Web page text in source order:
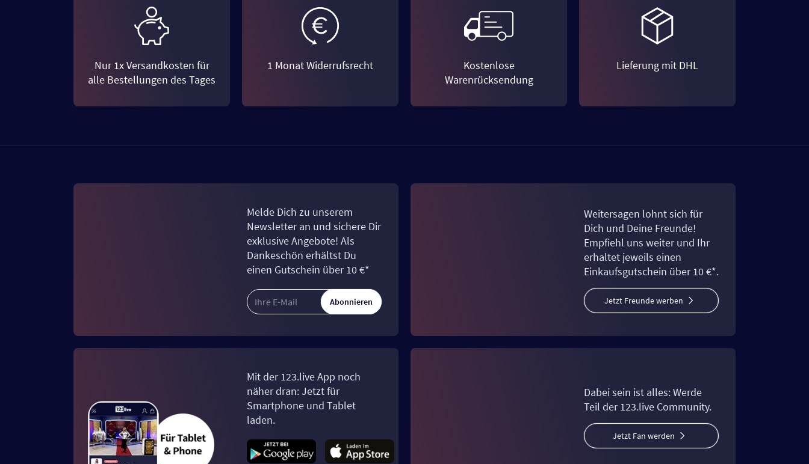
Nur 1x Versandkosten für
alle Bestellungen des Tages
1 Monat Widerrufsrecht
Kostenlose
Warenrücksendung
Lieferung mit DHL
Melde Dich zu unserem
Newsletter an und sichere Dir
exklusive Angebote! Als
Dankeschön erhältst Du
einen Gutschein über 10 €*
Abonnieren
Weitersagen lohnt sich für
Dich und Deine Freunde!
Empfiehl uns weiter und Ihr
erhaltet jeweils einen
Einkaufsgutschein über 10 €*.
Jetzt Freunde werben
Mit der 123.live App noch
näher dran: Jetzt für
Smartphone und Tablet
laden.
Dabei sein ist alles: Werde
Teil der 123.live Community.
Jetzt Fan werden